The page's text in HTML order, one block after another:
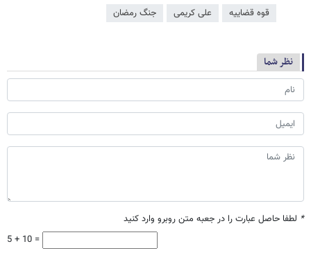
قوه قضاییه علی کریمی جنگ رمضان
نظر شما
* لطفا حاصل عبارت را در جعبه متن روبرو وارد کنید
5 + 10 =